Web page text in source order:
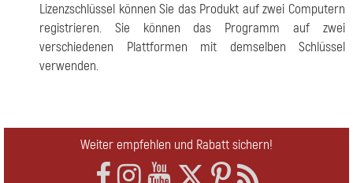
Lizenzschlüssel können Sie das Produkt auf zwei Computern
registrieren. Sie können das Programm auf zwei
verschiedenen Plattformen mit demselben Schlüssel
verwenden.
Weiter empfehlen und Rabatt sichern!